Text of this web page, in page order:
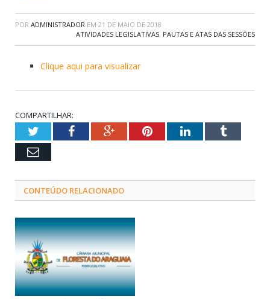
POR ADMINISTRADOR EM 21 DE MAIO DE 2018
ATIVIDADES LEGISLATIVAS, PAUTAS E ATAS DAS SESSÕES
Clique aqui para visualizar
COMPARTILHAR:
TwitterFacebookGoogle+PinterestLinkedInTumblr
Email
CONTEÚDO RELACIONADO